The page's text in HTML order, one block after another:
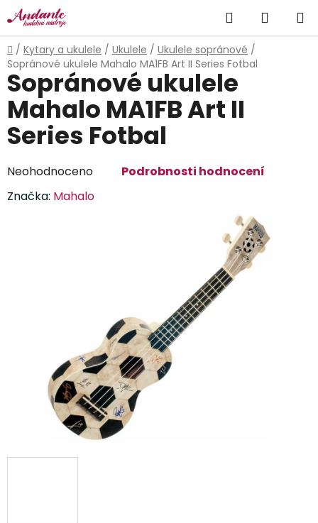
Přejít
na
obsah
Hledat
KOŠÍK
Domů
/ Kytary a ukulele / Ukulele / Ukulele sopránové /
Sopránové ukulele Mahalo MA1FB Art II Series Fotbal
Sopránové ukulele
Mahalo MA1FB Art II
Series Fotbal
Průměrné
produktu
Neohodnoceno
Podrobnosti hodnocení
Značka: Mahalo